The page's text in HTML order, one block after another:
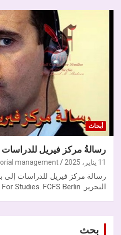
أبحاث
رسالةُ مركز فيريل للدراسات
11 يناير، 2025 management
التحرير. Firil Center For Studies. FCFS Berlin.…
بحث